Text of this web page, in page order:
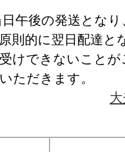
午後の発送となり
則的に翌日配達と
けできないこと
ただきます。